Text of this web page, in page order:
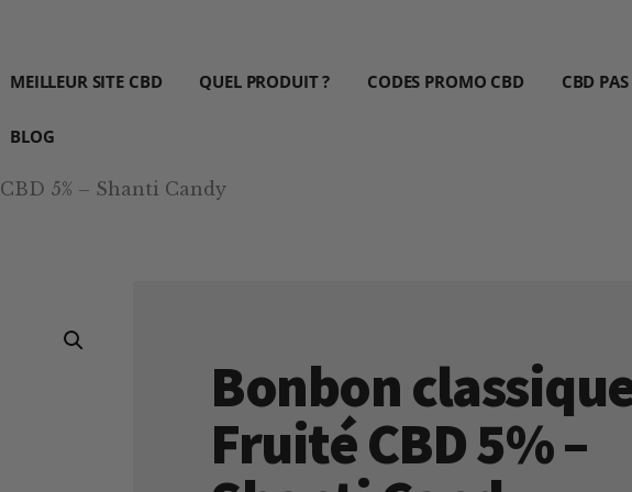
MEILLEUR SITE CBD QUEL PRODUIT ? CODES PROMO CBD CBD
BLOG
5% – Shanti Candy
Bonbon
Fruité CBD 5% –